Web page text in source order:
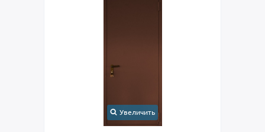
Увеличить